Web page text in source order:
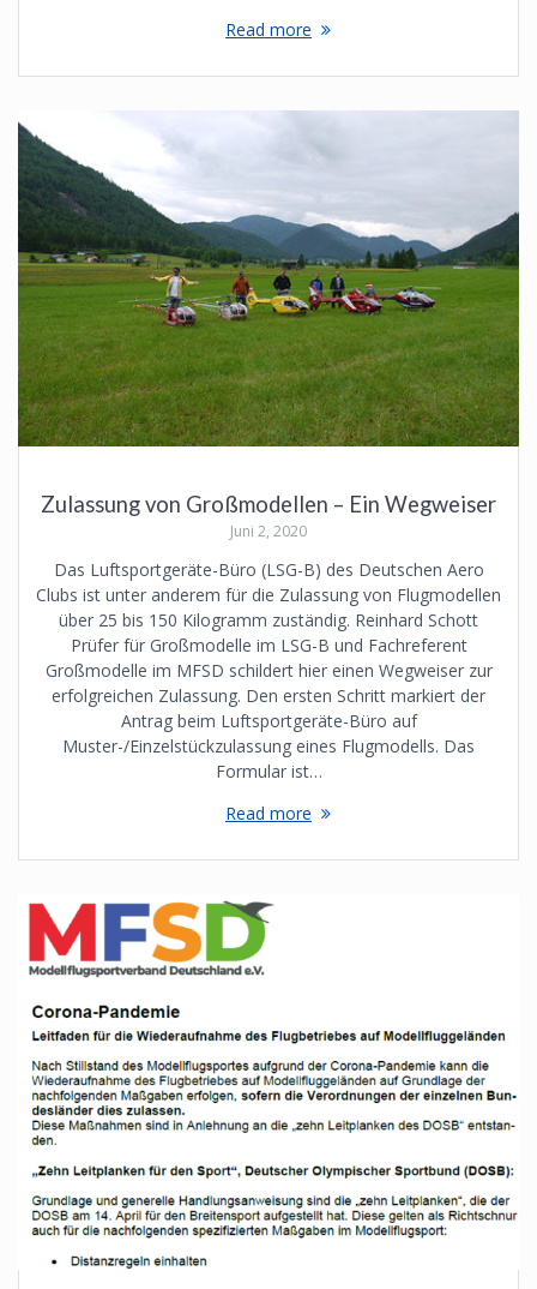
Read more
Zulassung von Großmodellen – Ein Wegweiser
Juni 2, 2020
Das Luftsportgeräte-Büro (LSG-B) des Deutschen Aero
Clubs ist unter anderem für die Zulassung von Flugmodellen
über 25 bis 150 Kilogramm zuständig. Reinhard Schott
Prüfer für Großmodelle im LSG-B und Fachreferent
Großmodelle im MFSD schildert hier einen Wegweiser zur
erfolgreichen Zulassung. Den ersten Schritt markiert der
Antrag beim Luftsportgeräte-Büro auf
Muster-/Einzelstückzulassung eines Flugmodells. Das
Formular ist…
Read more